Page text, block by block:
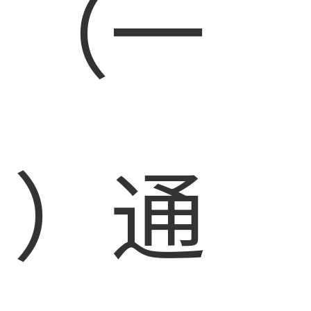
（一
）通